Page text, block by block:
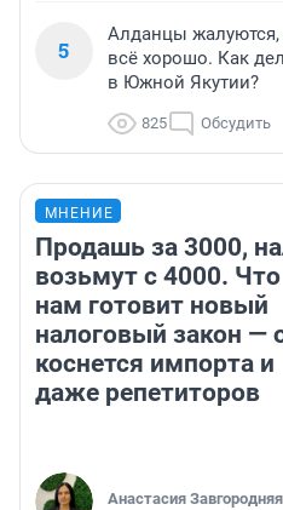
5
Алданцы жалуются,
всё хорошо. Как
в Южной Якутии?
825 Обсудить
МНЕНИЕ
Продашь за 3000,
возьмут с 4000. Что
нам готовит новый
налоговый закон —
коснется импорта и
даже репетиторов
Анастасия Завгородняя